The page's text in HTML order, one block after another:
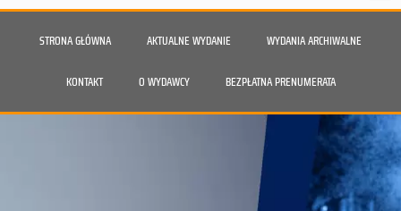
STRONA GŁÓWNA AKTUALNE WYDANIE WYDANIA ARCHIWALNE
KONTAKT O WYDAWCY BEZPŁATNA PRENUMERATA
Nie daj się zaskoczyć parze.
Najczęściej występujące problemy